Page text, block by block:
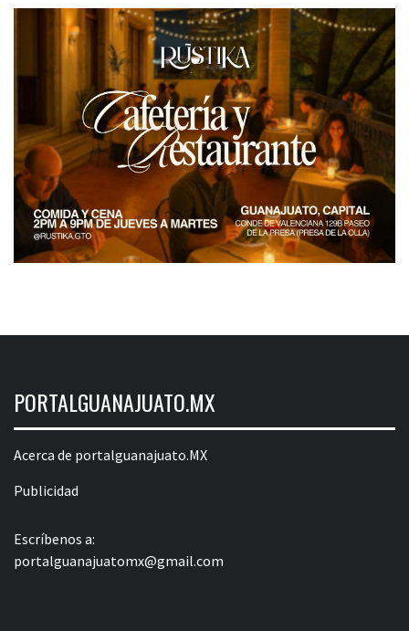
PORTALGUANAJUATO.MX
Acerca de portalguanajuato.MX
Publicidad
Escríbenos a:
portalguanajuatomx@gmail.com